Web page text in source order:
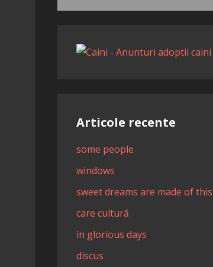
Articole recente
some people
windows
sweet dreams are made of this
care cultură
in glorious days
discus